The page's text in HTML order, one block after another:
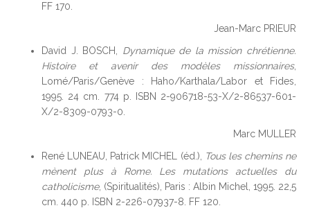
FF 170.
Jean-Marc PRIEUR
David J. BOSCH, Dynamique de la mission chrétienne.
Histoire et avenir des modèles missionnaires,
Lomé/Paris/Genève : Haho/Karthala/Labor et Fides,
1995. 24 cm. 774 p. ISBN 2-906718-53-X/2-86537-601-
X/2-8309-0793-0.
Marc MULLER
René LUNEAU, Patrick MICHEL (éd.),
Tous les chemins ne
mènent plus à Rome. Les mutations actuelles du
catholicisme, (Spiritualités), Paris : Albin Michel, 1995. 22,5
cm. 440 p. ISBN 2-226-07937-8. FF 120.